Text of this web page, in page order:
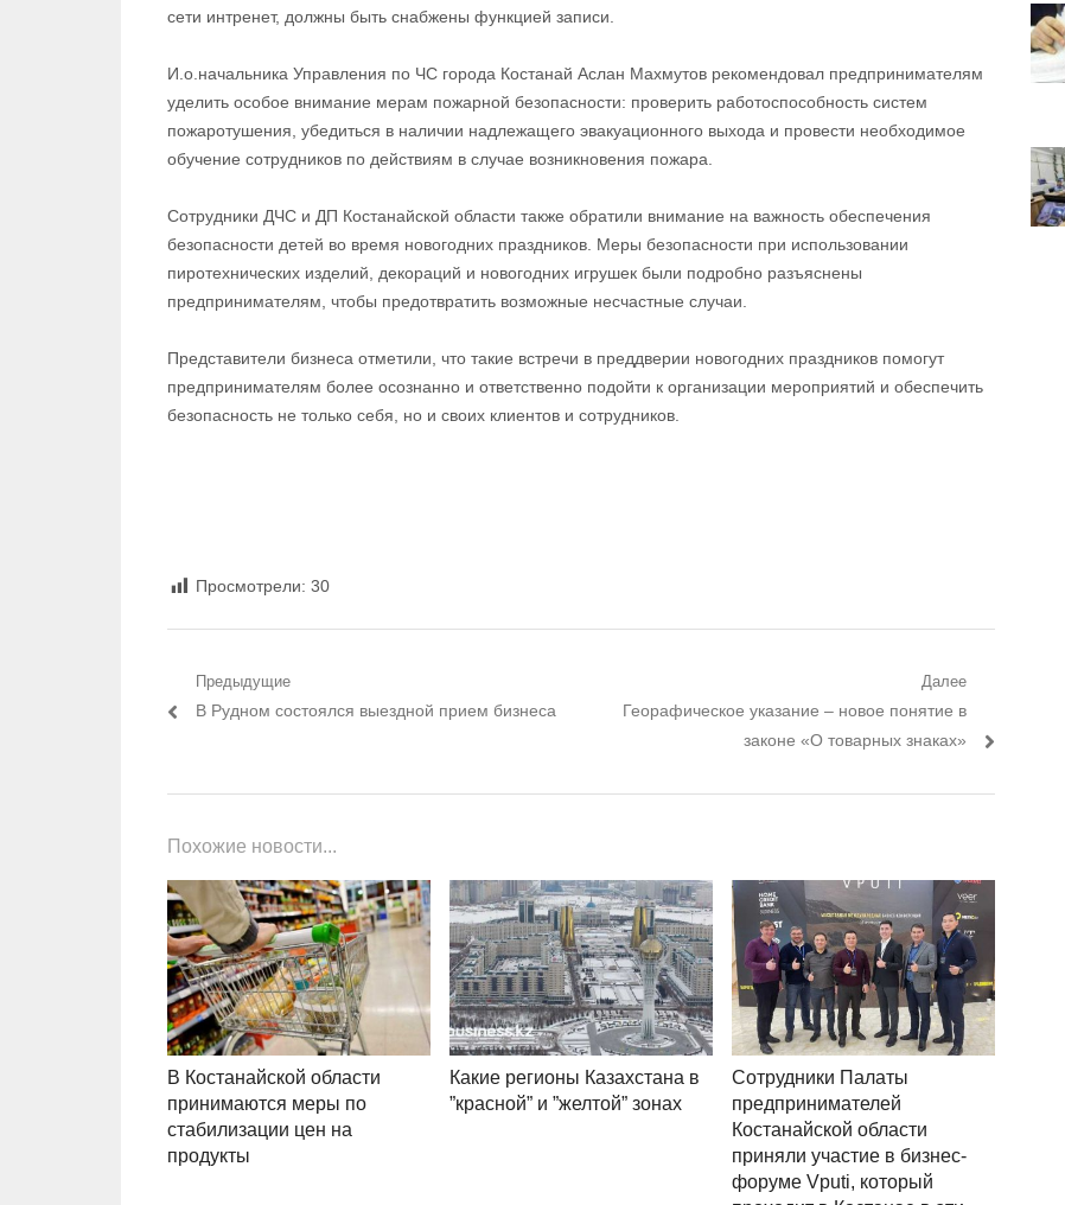
сети интренет, должны быть снабжены функцией записи.
И.о.начальника Управления по ЧС города Костанай Аслан Махмутов рекомендовал предпринимателям
уделить особое внимание мерам пожарной безопасности: проверить работоспособность систем
пожаротушения, убедиться в наличии надлежащего эвакуационного выхода и провести необходимое
обучение сотрудников по действиям в случае возникновения пожара.
Сотрудники ДЧС и ДП Костанайской области также обратили внимание на важность обеспечения
безопасности детей во время новогодних праздников. Меры безопасности при использовании
пиротехнических изделий, декораций и новогодних игрушек были подробно разъяснены
предпринимателям, чтобы предотвратить возможные несчастные случаи.
Представители бизнеса отметили, что такие встречи в преддверии новогодних праздников помогут
предпринимателям более осознанно и ответственно подойти к организации мероприятий и обеспечить
безопасность не только себя, но и своих клиентов и сотрудников.
Просмотрели: 30
Навигация по записям
Предыдущие
Предыдущий пост:
В Рудном состоялся выездной прием бизнеса
Далее
Следующий пост:
Георафическое указание – новое понятие в
законе «О товарных знаках»
Похожие новости...
В Костанайской области
принимаются меры по
стабилизации цен на
продукты
Какие регионы Казахстана в
”красной” и ”желтой” зонах
Сотрудники Палаты
предпринимателей
Костанайской области
приняли участие в бизнес-
форуме Vputi, который